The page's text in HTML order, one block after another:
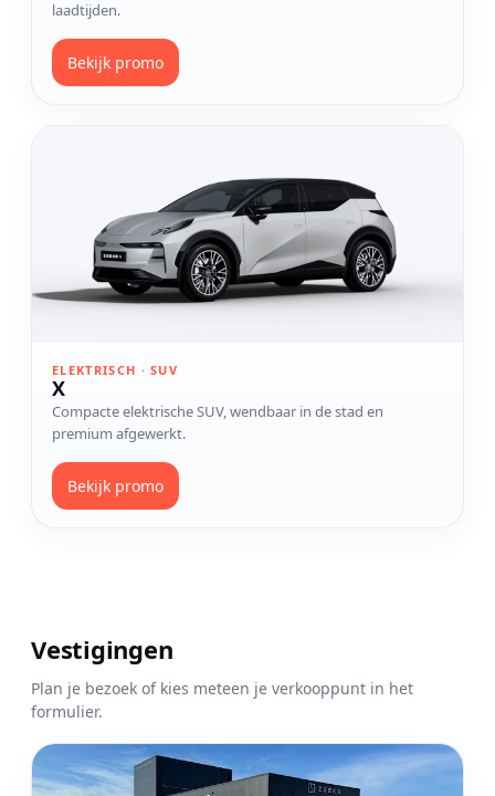
laadtijden.
Bekijk promo
ELEKTRISCH · SUV
X
Compacte elektrische SUV, wendbaar in de stad en
premium afgewerkt.
Bekijk promo
Vestigingen
Plan je bezoek of kies meteen je verkooppunt in het
formulier.
Bekijk vestiging Brussels